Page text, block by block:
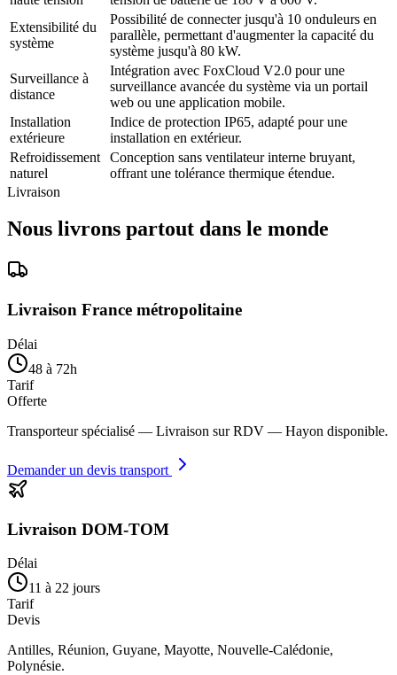
Extensibilité du
système
Possibilité de connecter jusqu'à 10 onduleurs en
parallèle, permettant d'augmenter la capacité du
système jusqu'à 80 kW.
Surveillance à
distance
Intégration avec FoxCloud V2.0 pour une
surveillance avancée du système via un portail
web ou une application mobile.
Installation
extérieure
Indice de protection IP65, adapté pour une
installation en extérieur.
Refroidissement
naturel
Conception sans ventilateur interne bruyant,
offrant une tolérance thermique étendue.
Livraison
Nous livrons partout dans le monde
Livraison France métropolitaine
Délai
48 à 72h
Tarif
Offerte
Transporteur spécialisé — Livraison sur RDV — Hayon disponible.
Demander un devis transport
Livraison DOM-TOM
Délai
11 à 22 jours
Tarif
Devis
Antilles, Réunion, Guyane, Mayotte, Nouvelle-Calédonie,
Polynésie.